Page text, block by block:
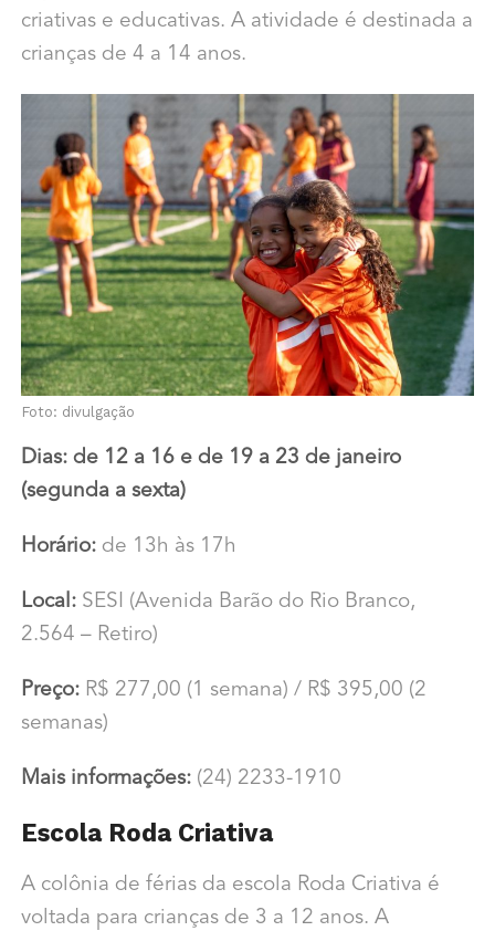
criativas e educativas. A atividade é destinada a
crianças de 4 a 14 anos.
Foto: divulgação
Dias: de 12 a 16 e de 19 a 23 de janeiro
(segunda a sexta)
Horário:de 13h às 17h
Local:SESI (Avenida Barão do Rio Branco,
2.564 – Retiro)
Preço:R$ 277,00 (1 semana) / R$ 395,00 (2
semanas)
Mais informações: (24) 2233-1910
Escola Roda Criativa
A colônia de férias da escola Roda Criativa é
voltada para crianças de 3 a 12 anos. A